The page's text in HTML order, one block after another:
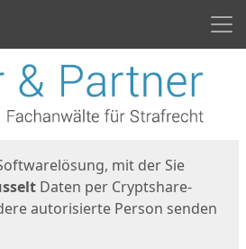
mit der Sie
Daten per Cryptshare-
autorisierte Person senden